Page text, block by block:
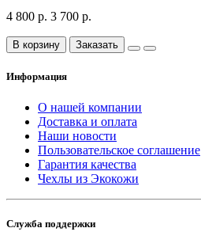
4 800 р. 3 700 р.
В корзину Заказать
Информация
О нашей компании
Доставка и оплата
Наши новости
Пользовательское соглашение
Гарантия качества
Чехлы из Экокожи
Служба поддержки